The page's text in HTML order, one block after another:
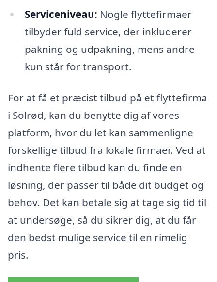
Serviceniveau: Nogle flyttefirmaer
tilbyder fuld service, der inkluderer
pakning og udpakning, mens andre
kun står for transport.
For at få et præcist tilbud på et flyttefirma
i Solrød, kan du benytte dig af vores
platform, hvor du let kan sammenligne
forskellige tilbud fra lokale firmaer. Ved at
indhente flere tilbud kan du finde en
løsning, der passer til både dit budget og
behov. Det kan betale sig at tage sig tid til
at undersøge, så du sikrer dig, at du får
den bedst mulige service til en rimelig
pris.